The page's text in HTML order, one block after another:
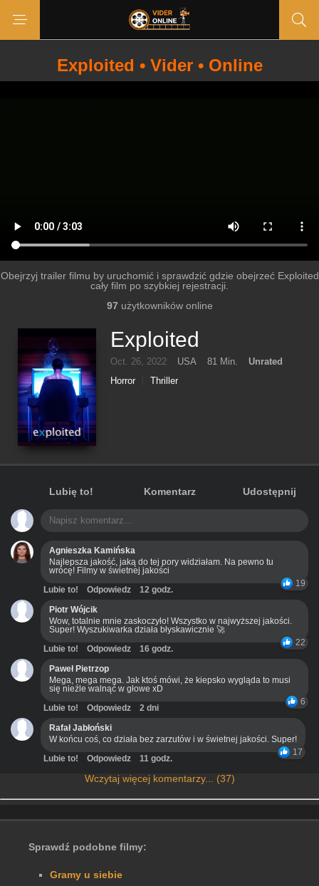
Exploited • Vider • Online
Obejrzyj trailer filmu by uruchomić i sprawdzić gdzie obejrzeć Exploited
cały film po szybkiej rejestracji.
97 użytkowników online
Exploited
Oct. 26, 2022 USA 81 Min.
Unrated
Horror
Thriller
Lubię to! Komentarz Udostępnij
Agnieszka Kamińska
Najlepsza jakość, jaką do tej pory widziałam. Na pewno tu
wrócę! Filmy w świetnej jakości
19
Lubie to! Odpowiedz
12 godz.
Piotr Wójcik
Wow, totalnie mnie zaskoczyło! Wszystko w najwyższej jakości.
Super! Wyszukiwarka działa błyskawicznie 🚀
22
Lubie to! Odpowiedz
16 godz.
Paweł Pietrzop
Mega, mega mega. Jak ktoś mówi, że kiepsko wygląda to musi
się nieźle walnąć w głowe xD
6
Lubie to! Odpowiedz
2 dni
Rafał Jabłoński
W końcu coś, co działa bez zarzutów i w świetnej jakości. Super!
17
Lubie to! Odpowiedz 11 godz.
Wczytaj więcej komentarzy... (37)
Sprawdź podobne filmy:
Gramy u siebie